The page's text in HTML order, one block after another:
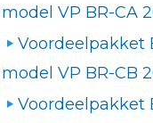
model VP BR-CA
Voordeelpakket
model VP BR-CB
Voordeelpakket